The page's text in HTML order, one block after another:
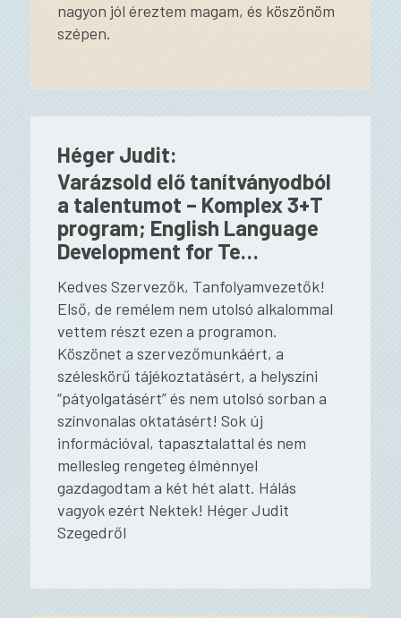
nagyon jól éreztem magam, és köszönöm
szépen.
Héger Judit:
Varázsold elő tanítványodból
a talentumot – Komplex 3+T
program; English Language
Development for Te…
Kedves Szervezők, Tanfolyamvezetők!
Első, de remélem nem utolsó alkalommal
vettem részt ezen a programon.
Köszönet a szervezőmunkáért, a
széleskörű tájékoztatásért, a helyszíni
“pátyolgatásért” és nem utolsó sorban a
színvonalas oktatásért! Sok új
információval, tapasztalattal és nem
mellesleg rengeteg élménnyel
gazdagodtam a két hét alatt. Hálás
vagyok ezért Nektek! Héger Judit
Szegedről